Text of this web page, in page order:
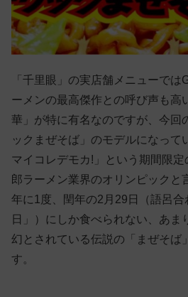
「千里眼」の実店舗メニューでは
ーメンの最高傑作との呼び声も高
華」が特に有名なのですが、今回
ックまぜそば」のモデルになって
マイコレデモカ!」という期間限
郎ラーメン業界のオリンピックと
年に1度、閏年の2月29日（語呂
日」）にしか食べられない、あま
幻とされている伝説の「まぜそば
す。